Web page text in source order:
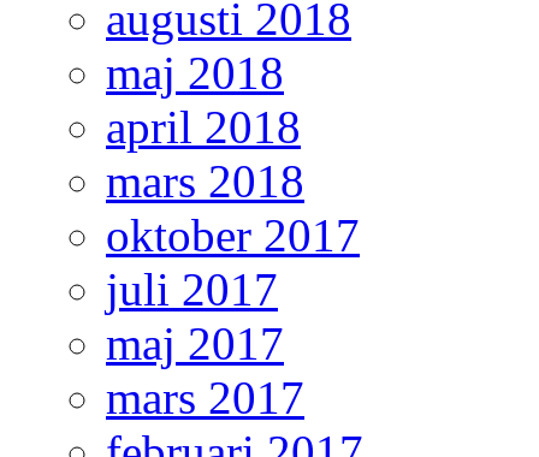
augusti 2018
maj 2018
april 2018
mars 2018
oktober 2017
juli 2017
maj 2017
mars 2017